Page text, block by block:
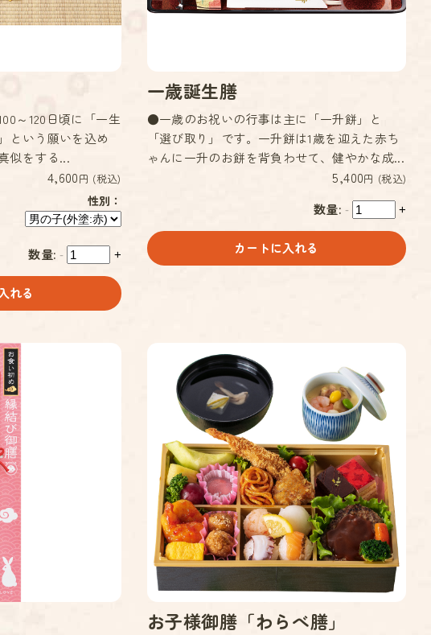
～120日頃に「一生
という願いを込め
似をする...
4,600円 (税込)
性別：
数量: - +
れる
一歳誕生膳
●一歳のお祝いの行事は主に「一升餅」と
「選び取り」です。一升餅は1歳を迎えた赤ち
ゃんに一升のお餅を背負わせて、健やかな成...
5,400円 (税込)
数量: - +
カートに入れる
お子様御膳「わらべ膳」